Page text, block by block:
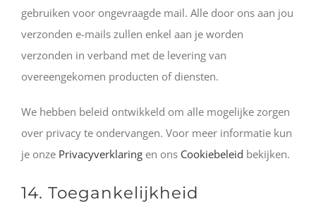
gebruiken voor ongevraagde mail. Alle door ons aan jou
verzonden e-mails zullen enkel aan je worden
verzonden in verband met de levering van
overeengekomen producten of diensten.
We hebben beleid ontwikkeld om alle mogelijke zorgen
over privacy te ondervangen. Voor meer informatie kun
je onze Privacyverklaring en ons Cookiebeleid bekijken.
14. Toegankelijkheid